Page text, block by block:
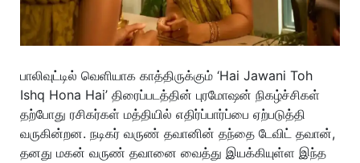
பாலிவுட்டில் வெளியாக காத்திருக்கும் ‘Hai Jawani Toh
Ishq Hona Hai’ திரைப்படத்தின் புரமோஷன் நிகழ்ச்சிகள்
தற்போது ரசிகர்கள் மத்தியில் எதிர்ப்பார்ப்பை ஏற்படுத்தி
வருகின்றன. நடிகர் வருண் தவானின் தந்தை டேவிட் தவான்,
தனது மகன் வருண் தவானை வைத்து இயக்கியுள்ள இந்த